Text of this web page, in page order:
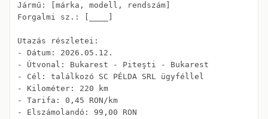
Jármű: [márka, modell, rendszám]
Forgalmi sz.: [____]
Utazás részletei:
- Dátum: 2026.05.12.
- Útvonal: Bukarest - Piteşti - Bukarest
- Cél: találkozó SC PÉLDA SRL ügyféllel
- Kilométer: 220 km
- Tarifa: 0,45 RON/km
- Elszámolandó: 99,00 RON